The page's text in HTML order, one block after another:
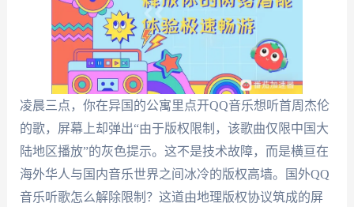
凌晨三点，你在异国的公寓里点开QQ音乐想听首周杰伦
的歌，屏幕上却弹出“由于版权限制，该歌曲仅限中国大
陆地区播放”的灰色提示。这不是技术故障，而是横亘在
海外华人与国内音乐世界之间冰冷的版权高墙。国外QQ
音乐听歌怎么解除限制？这道由地理版权协议筑成的屏